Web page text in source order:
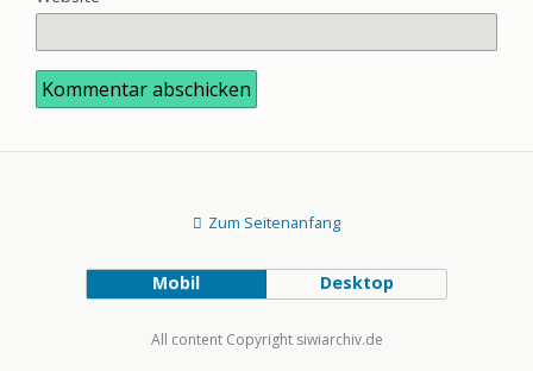
Zum Seitenanfang
Mobil Desktop
All content Copyright siwiarchiv.de